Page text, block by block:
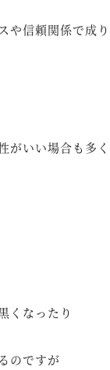
や信頼関係で成り
がいい場合も多く
くなったり
のですが